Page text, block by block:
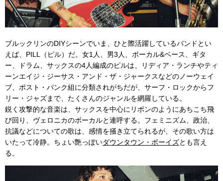
ブルックリンのDIYシーンでいま、ひと際活躍しているバンドとい
えば、PILL（ピル）だ。女1人、男3人、ボーカル&ベース、ギタ
ー、ドラム、サックスの4人編成のピルは、リディア・ランチやティ
ーンエイジ・ジーサス・アンド・ザ・ジャークスなどのノーウェイ
ブ、ポスト・パンク組に分類されがちだが、サーフ・ロックからフ
リー・ジャズまで、たくさんのジャンルを網羅している。
鋭く攻撃的な音楽は、サックスを中心にリボンのようにあちこち飛
び回り、ヴェロニカのボーカルと連呼する。フェミニズム、政治、
抗議などについての歌は、感情を掻き立てられるが、その歌い方は
いたって冷静。ちょい艶っぽいダウンタウン・ボーイズとも言え
る。